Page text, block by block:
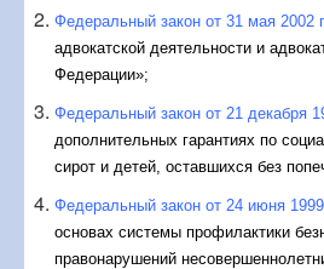
оплаты труда адвокатов,
юридическую помощь гражданам в
систе­мы бесплатной юридической
юридической помощи,
нансового обеспечения оказания
адвокатами в трудно­доступных
Постановление Правительства
декабря 2012 года № 1504
«О
расчетом среднедушевого дохода
Федеральный закон от 31 мая
адвокатской деятельности и
Федерации»;
Федеральный закон от 21 декабря
дополнительных гарантиях по
сирот и детей, оставшихся без
Федеральный закон от 24 июня
основах системы профилактики
правонарушений